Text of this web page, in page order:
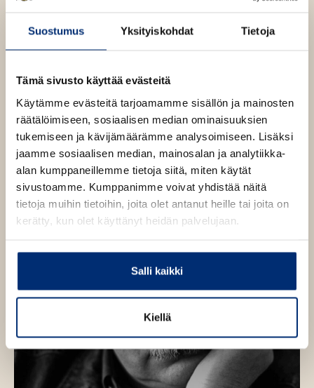
Suostumus Yksityiskohdat Tietoja
Tämä sivusto käyttää evästeitä
Käytämme evästeitä tarjoamamme sisällön ja mainosten
räätälöimiseen, sosiaalisen median ominaisuuksien
tukemiseen ja kävijämäärämme analysoimiseen. Lisäksi
jaamme sosiaalisen median, mainosalan ja analytiikka-
alan kumppaneillemme tietoja siitä, miten käytät
sivustoamme. Kumppanimme voivat yhdistää näitä
tietoja muihin tietoihin, joita olet antanut heille tai joita on
kerätty, kun olet käyttänyt heidän palvelujaan.
Salli kaikki
Kiellä
l
e
t
e
e
n
r
e
S
a
p
k
w
s
i